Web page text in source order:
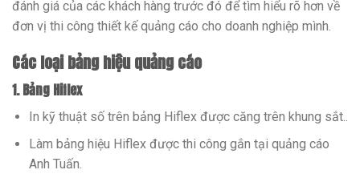
đánh giá của các khách hàng trước đó để tìm hiểu rõ hơn về
đơn vị thi công thiết kế quảng cáo cho doanh nghiệp mình.
Các loại bảng hiệu quảng cáo
1. Bảng Hiflex
In kỹ thuật số trên bảng Hiflex được căng trên khung sắt..
Làm bảng hiệu Hiflex được thi công gắn tại quảng cáo
Anh Tuấn.